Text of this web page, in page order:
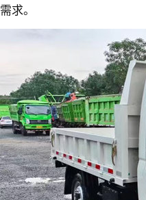
需求。